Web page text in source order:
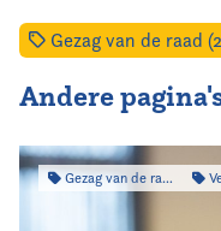
Gezag van de raad
Andere
Gezag van de raad